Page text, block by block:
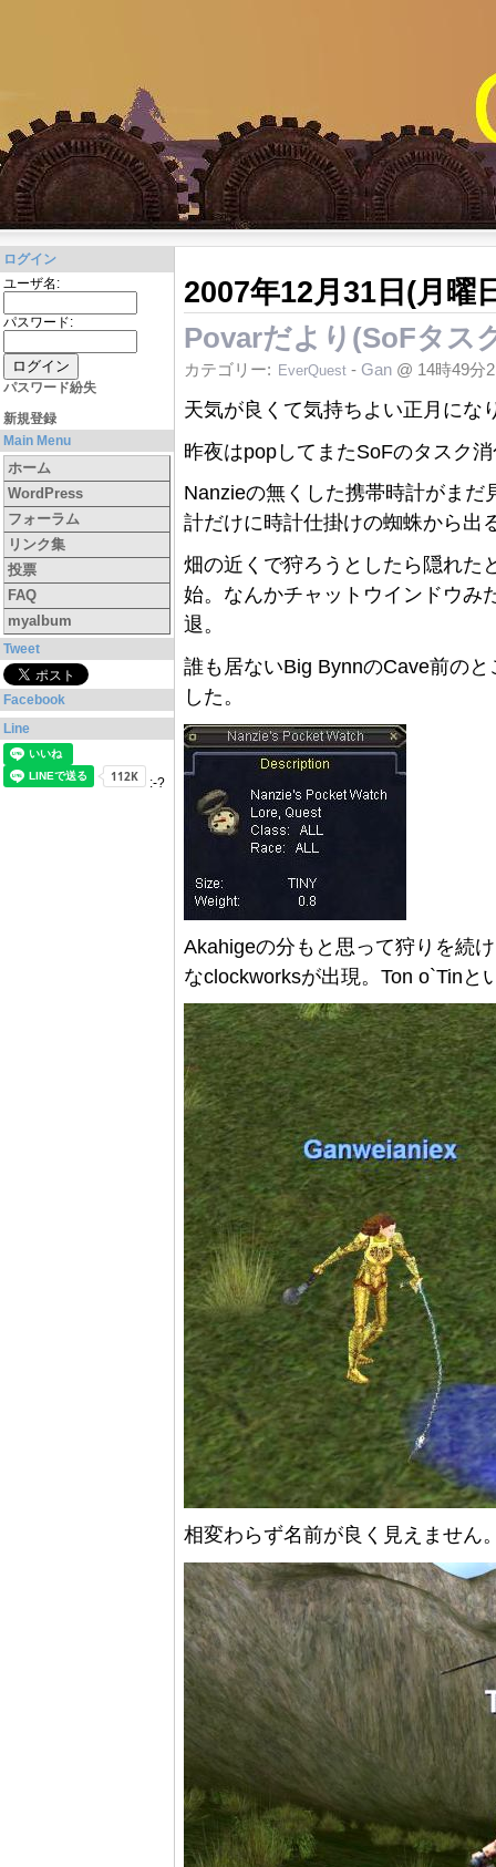
ログイン
ユーザ名:
パスワード:
パスワード紛失
新規登録
Main Menu
ホーム
WordPress
フォーラム
リンク集
投票
FAQ
myalbum
Tweet
Facebook
Line
:-?
2007年12月31日(月曜
Povarだより(SoFタス
カテゴリー: EverQuest - Gan @ 14時49分
天気が良くて気持ちよい正月に
昨夜はpopしてまたSoFのタスク
Nanzieの無くした携帯時計がま
計だけに時計仕掛けの蜘蛛から出
畑の近くで狩ろうとしたら隠れた
始。なんかチャットウインドウみ
退。
誰も居ないBig BynnのCave前の
した。
Akahigeの分もと思って狩りを続
なclockworksが出現。Ton o`Tinと
相変わらず名前が良く見えません